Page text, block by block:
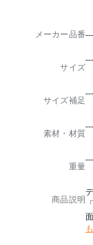
メーカー品番---
サイズ
---
サイズ補足
---
素材・材質
---
重量
---
商品説明